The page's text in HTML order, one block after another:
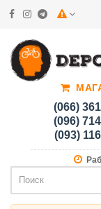
(066)
(096)
(093)